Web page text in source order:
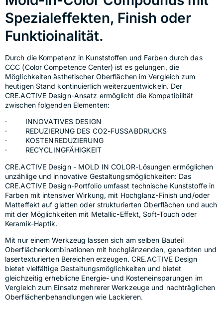
Spezialeffekten, Finish oder
Funktioinalität.
Durch die Kompetenz in Kunststoffen und Farben durch das
CCC (Color Competence Center) ist es gelungen, die
Möglichkeiten ästhetischer Oberflächen im Vergleich zum
heutigen Stand kontinuierlich weiterzuentwickeln. Der
CRE.ACTIVE Design-Ansatz ermöglicht die Kompatibilität
zwischen folgenden Elementen:
·         INNOVATIVES DESIGN
·         REDUZIERUNG DES CO2-FUSSABDRUCKS
·         KOSTENREDUZIERUNG
·         RECYCLINGFÄHIGKEIT
CRE.ACTIVE Design - MOLD IN COLOR-Lösungen ermöglichen
unzählige und innovative Gestaltungsmöglichkeiten: Das
CRE.ACTIVE Design-Portfolio umfasst technische Kunststoffe in
Farben mit intensiver Wirkung, mit Hochglanz-Finish und/oder
Matteffekt auf glatten oder strukturierten Oberflächen und auch
mit der Möglichkeiten mit Metallic-Effekt, Soft-Touch oder
Keramik-Haptik.
Mit nur einem Werkzeug lassen sich am selben Bauteil
Oberflächenkombinationen mit hochglänzenden, genarbten und
lasertexturierten Bereichen erzeugen. CRE.ACTIVE Design
bietet vielfältige Gestaltungsmöglichkeiten und bietet
gleichzeitig erhebliche Energie- und Kosteneinsparungen im
Vergleich zum Einsatz mehrerer Werkzeuge und nachträglichen
Oberflächenbehandlungen wie Lackieren.